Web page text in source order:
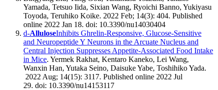
Yamada, Tetsuo Iida, Sixian Wang, Ryoichi Banno, Yukiyasu
Toyoda, Teruhiko Koike. 2022 Feb; 14(3): 404. Published
online 2022 Jan 18. doi: 10.3390/nu14030404
d-AlluloseInhibits Ghrelin-Responsive, Glucose-Sensitive
and Neuropeptide Y Neurons in the Arcuate Nucleus and
Central Injection Suppresses Appetite-Associated Food Intake
in Mice. Yermek Rakhat, Kentaro Kaneko, Lei Wang,
Wanxin Han, Yutaka Seino, Daisuke Yabe, Toshihiko Yada.
2022 Aug; 14(15): 3117. Published online 2022 Jul
29. doi: 10.3390/nu14153117